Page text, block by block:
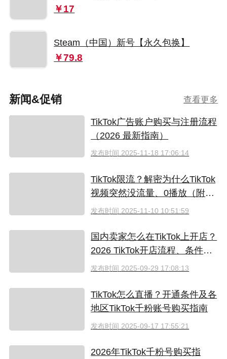
￥17
Steam（中国）新号【永久包换】
￥79.8
新闻&促销 查看更多
TikTok广告账户购买与注册流程
（2026 最新指南）
发布时间 2025-11-18 17:06:14
TikTok限流？解密为什么TikTok
视频突然没流量、0播放（附恢
复技巧）
发布时间 2025-11-10 10:51:59
国内卖家怎么在TikTok上开店？
2026 TikTok开店流程、条件、
费用详解
发布时间 2025-09-29 17:08:13
TikTok怎么直播？开通条件及各
地区TikTok千粉账号购买指南
发布时间 2025-09-17 17:55:21
2026年TikTok千粉号购买指